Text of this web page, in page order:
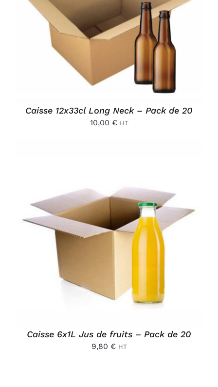
AJOUTER AU PANIER
/
DÉTAILS
Caisse 12x33cl Long Neck – Pack de 20
10,00 € HT
AJOUTER AU PANIER
/
DÉTAILS
Caisse 6x1L Jus de fruits – Pack de 20
9,80 € HT